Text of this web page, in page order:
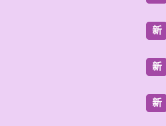
新
新
新